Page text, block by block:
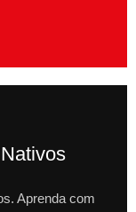
Aprenda com